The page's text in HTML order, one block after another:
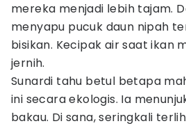
mereka menjadi lebih tajam.
menyapu pucuk daun nipah
bisikan. Kecipak air saat ikan
jernih.
Sunardi tahu betul betapa
ini secara ekologis. Ia
bakau. Di sana, seringkali